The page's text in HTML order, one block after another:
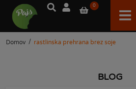
0
Domov / rastlinska prehrana brez soje
BLOG